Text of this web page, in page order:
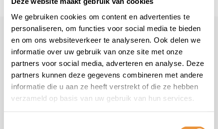
We gebruiken cookies om content en advertenties te
personaliseren, om functies voor social media te bieden
en om ons websiteverkeer te analyseren. Ook delen we
informatie over uw gebruik van onze site met onze
partners voor social media, adverteren en analyse. Deze
partners kunnen deze gegevens combineren met andere
informatie die u aan ze heeft verstrekt of die ze hebben
verzameld op basis van uw gebruik van hun services.
voor uw tweewieler Snelle levering
Klantenservice
Veelgestelde vragen
+31 78 780 2330
info@artsloten.nl